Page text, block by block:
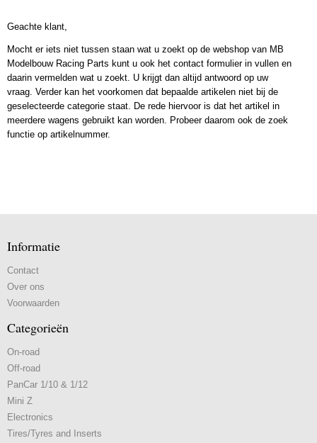
Geachte klant,
Mocht er iets niet tussen staan wat u zoekt op de webshop van MB
Modelbouw Racing Parts kunt u ook het contact formulier in vullen en
daarin vermelden wat u zoekt. U krijgt dan altijd antwoord op uw
vraag. Verder kan het voorkomen dat bepaalde artikelen niet bij de
geselecteerde categorie staat. De rede hiervoor is dat het artikel in
meerdere wagens gebruikt kan worden. Probeer daarom ook de zoek
functie op artikelnummer.
Informatie
Contact
Over ons
Voorwaarden
Categorieën
On-road
Off-road
PanCar 1/10 & 1/12
Mini Z
Electronics
Tires/Tyres and Inserts